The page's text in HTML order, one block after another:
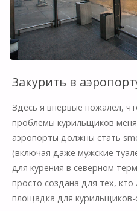
Закурить в
Здесь я впервые пожалел,
проблемы курильщиков
аэропорты должны стать
(включая даже мужские
для курения в северном
просто создана для тех,
площадка для курильщиков-